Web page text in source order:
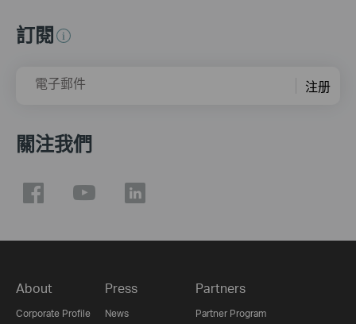
訂閱
電子郵件 注册
關注我們
About
Corporate Profile
Press
News
Partners
Partner Program